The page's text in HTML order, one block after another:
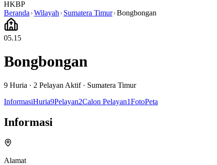
HKBP
Beranda Wilayah Sumatera Timur Bongbongan
05.15
Bongbongan
9 Huria · 2 Pelayan Aktif· Sumatera Timur
InformasiHuria9Pelayan2Calon Pelayan1FotoPeta
Informasi
Alamat